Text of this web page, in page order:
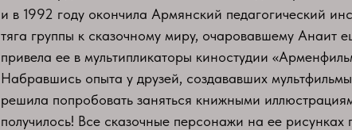
и в 1992 году окончила Армянский педагогический
тяга группы к сказочному миру, очаровавшему Анаит
привела ее в мультипликаторы киностудии
Набравшись опыта у друзей, создававших
решила попробовать заняться книжными
получилось! Все сказочные персонажи на ее рисунках